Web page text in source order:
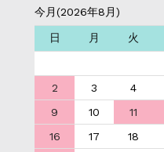
今月(2026年8月)
日 月 火
2
3 4
9
10 11
16
17 18